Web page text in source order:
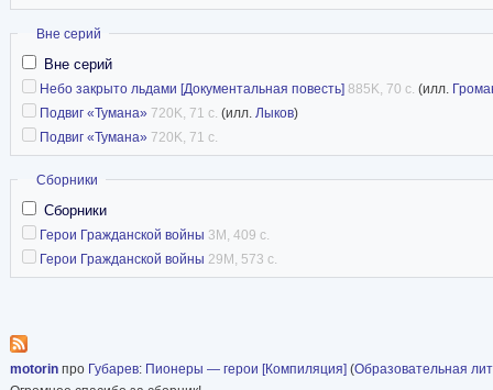
Скрыть
Вне серий
Вне серий
Небо закрыто льдами [Документальная повесть] 885K, 70 с. (илл.
Подвиг «Тумана» 720K, 71 с. (илл. Лыков)
Подвиг «Тумана» 720K, 71 с.
Скрыть
Сборники
Сборники
Герои Гражданской войны 3M, 409 с.
Герои Гражданской войны 29M, 573 с.
motorin про Губарев: Пионеры — герои [Компиляция] (Образовательная